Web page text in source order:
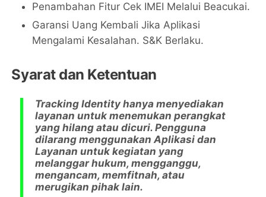
Penambahan Fitur Cek IMEI Melalui Beacukai.
Garansi Uang Kembali Jika Aplikasi
Mengalami Kesalahan. S&K Berlaku.
Syarat dan Ketentuan
Tracking Identity hanya menyediakan
layanan untuk menemukan perangkat
yang hilang atau dicuri. Pengguna
dilarang menggunakan Aplikasi dan
Layanan untuk kegiatan yang
melanggar hukum, mengganggu,
mengancam, memfitnah, atau
merugikan pihak lain.